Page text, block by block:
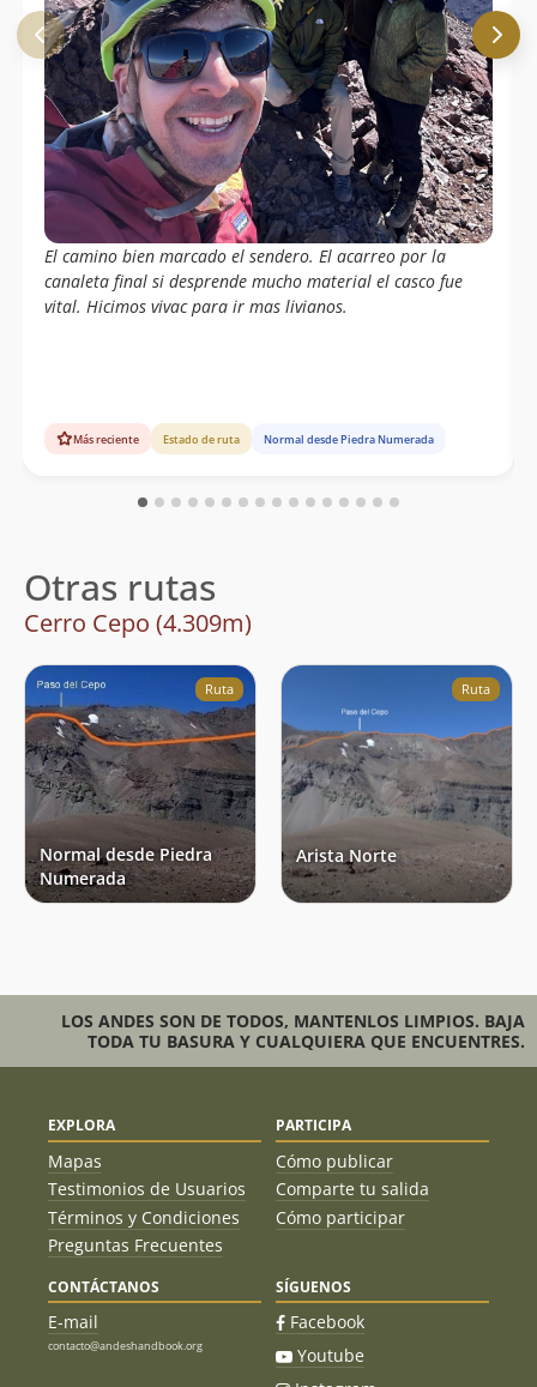
El camino bien marcado el sendero. El acarreo por la
canaleta final si desprende mucho material el casco fue
vital. Hicimos vivac para ir mas livianos.
Más reciente Estado de ruta Normal desde Piedra Numerada
Otras rutas
Cerro Cepo (4.309m)
Ruta
Normal desde Piedra
Numerada
Ruta
Arista Norte
LOS ANDES SON DE TODOS, MANTENLOS LIMPIOS. BAJA
TODA TU BASURA Y CUALQUIERA QUE ENCUENTRES.
EXPLORA
Mapas
Testimonios de Usuarios
Términos y Condiciones
Preguntas Frecuentes
PARTICIPA
Cómo publicar
Comparte tu salida
Cómo participar
CONTÁCTANOS
E-mail
contacto@andeshandbook.org
SÍGUENOS
Facebook
Youtube